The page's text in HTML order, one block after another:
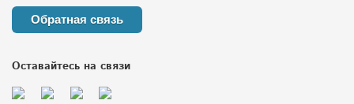
Обратная связь
Оставайтесь на связи